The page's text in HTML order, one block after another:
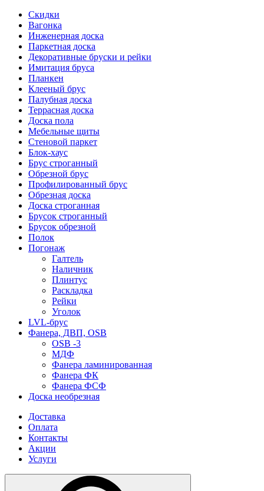
Скидки
Вагонка
Инженерная доска
Паркетная доска
Декоративные бруски и рейки
Имитация бруса
Планкен
Клееный брус
Палубная доска
Террасная доска
Доска пола
Мебельные щиты
Стеновой паркет
Блок-хаус
Брус строганный
Обрезной брус
Профилированный брус
Обрезная доска
Доска строганная
Брусок строганный
Брусок обрезной
Полок
Погонаж
Галтель
Наличник
Плинтус
Раскладка
Рейки
Уголок
LVL-брус
Фанера, ДВП, OSB
OSB -3
МДФ
Фанера ламинированная
Фанера ФК
Фанера ФСФ
Доска необрезная
Доставка
Оплата
Контакты
Акции
Услуги